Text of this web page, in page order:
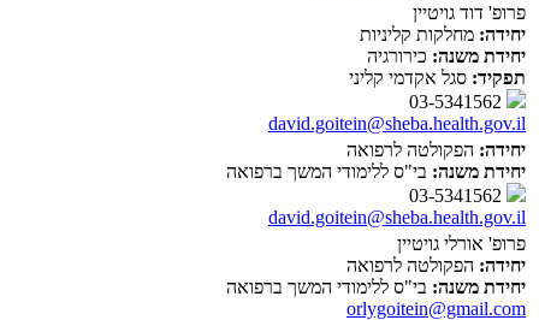
פרופ' דוד גויטיין
יחידה: מחלקות קליניות
יחידת משנה: כירורגיה
תפקיד: סגל אקדמי קליני
david.goitein@sheba.health.gov.il
יחידה: הפקולטה לרפואה
יחידת משנה: בי"ס ללימודי המשך ברפואה
david.goitein@sheba.health.gov.il
פרופ' אורלי גויטיין
יחידה: הפקולטה לרפואה
יחידת משנה: בי"ס ללימודי המשך ברפואה
orlygoitein@gmail.com